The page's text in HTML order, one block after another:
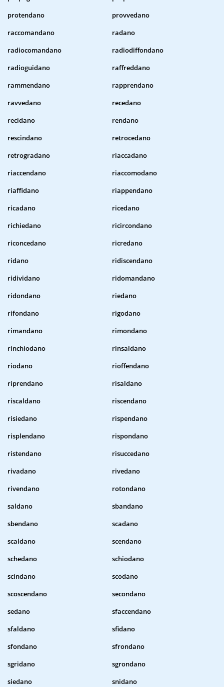
protendano
provvedano
raccomandano
radano
radiocomandano
radiodiffondano
radioguidano
raffreddano
rammendano
rapprendano
ravvedano
recedano
recidano
rendano
rescindano
retrocedano
retrogradano
riaccadano
riaccendano
riaccomodano
riaffidano
riappendano
ricadano
ricedano
richiedano
ricircondano
riconcedano
ricredano
ridano
ridiscendano
ridividano
ridomandano
ridondano
riedano
rifondano
rigodano
rimandano
rimondano
rinchiodano
rinsaldano
riodano
rioffendano
riprendano
risaldano
riscaldano
riscendano
risiedano
rispendano
risplendano
rispondano
ristendano
risuccedano
rivadano
rivedano
rivendano
rotondano
saldano
sbandano
sbendano
scadano
scaldano
scendano
schedano
schiodano
scindano
scodano
scoscendano
secondano
sedano
sfaccendano
sfaldano
sfidano
sfondano
sfrondano
sgridano
sgrondano
siedano
snidano